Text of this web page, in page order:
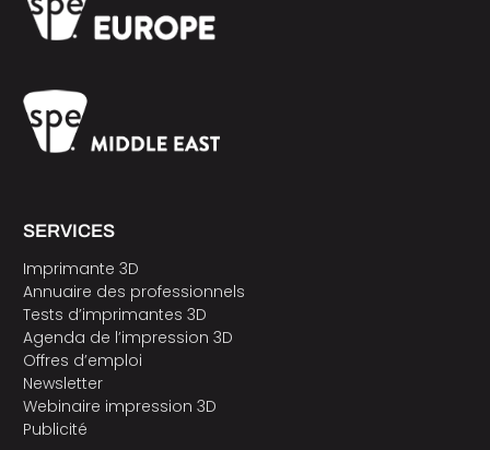
SERVICES
Imprimante 3D
Annuaire des professionnels
Tests d’imprimantes 3D
Agenda de l’impression 3D
Offres d’emploi
Newsletter
Webinaire impression 3D
Publicité